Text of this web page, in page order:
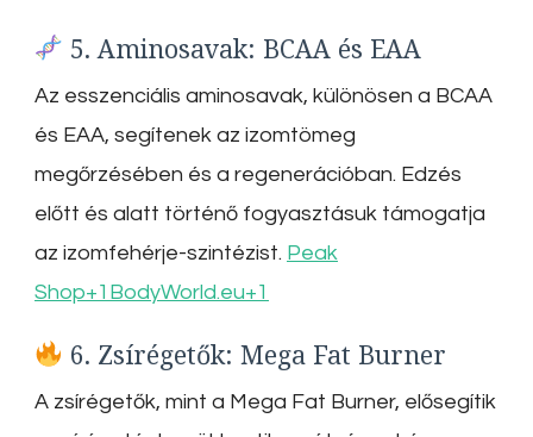
5. Aminosavak: BCAA és EAA
Az esszenciális aminosavak, különösen a BCAA
és EAA, segítenek az izomtömeg
megőrzésében és a regenerációban. Edzés
előtt és alatt történő fogyasztásuk támogatja
az izomfehérje-szintézist. Peak
Shop+1 BodyWorld.eu+1
6. Zsírégetők: Mega Fat Burner
A zsírégetők, mint a Mega Fat Burner, elősegítik